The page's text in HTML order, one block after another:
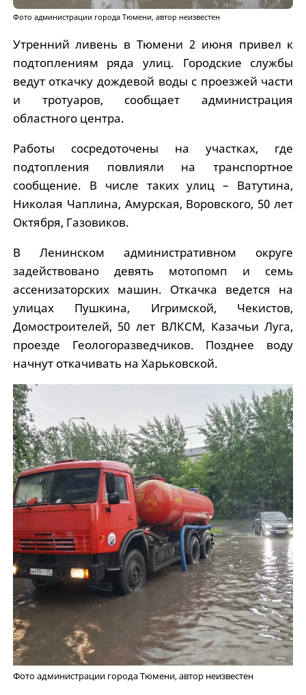
Фото администрации города Тюмени, автор неизвестен
Утренний ливень в Тюмени 2 июня привел к
подтоплениям ряда улиц. Городские службы
ведут откачку дождевой воды с проезжей части
и тротуаров, сообщает администрация
областного центра.
Работы сосредоточены на участках, где
подтопления повлияли на транспортное
сообщение. В числе таких улиц – Ватутина,
Николая Чаплина, Амурская, Воровского, 50 лет
Октября, Газовиков.
В Ленинском административном округе
задействовано девять мотопомп и семь
ассенизаторских машин. Откачка ведется на
улицах Пушкина, Игримской, Чекистов,
Домостроителей, 50 лет ВЛКСМ, Казачьи Луга,
проезде Геологоразведчиков. Позднее воду
начнут откачивать на Харьковской.
Фото администрации города Тюмени, автор неизвестен